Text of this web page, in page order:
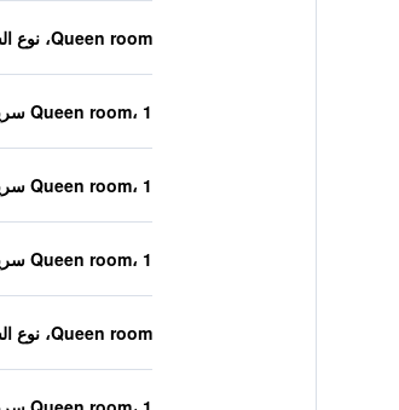
Queen room، نوع السرير غير معروف
Queen room، 1 سرير كوين
Queen room، 1 سرير كوين
Queen room، 1 سرير كوين
Queen room، نوع السرير غير معروف